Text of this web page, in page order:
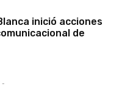
inició acciones
de
-